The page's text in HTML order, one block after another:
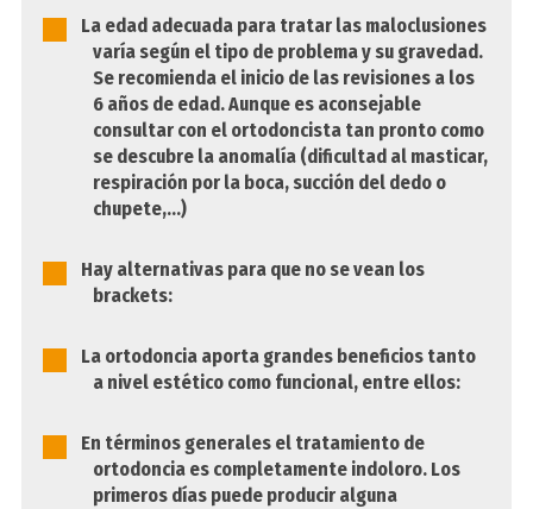
La edad adecuada para tratar las maloclusiones
varía según el tipo de problema y su gravedad.
Se recomienda el inicio de las revisiones a los
6 años de edad. Aunque es aconsejable
consultar con el ortodoncista tan pronto como
se descubre la anomalía (dificultad al masticar,
respiración por la boca, succión del dedo o
chupete,…)
Hay alternativas para que no se vean los
brackets:
La ortodoncia aporta grandes beneficios tanto
a nivel estético como funcional, entre ellos:
En términos generales el tratamiento de
ortodoncia es completamente indoloro. Los
primeros días puede producir alguna